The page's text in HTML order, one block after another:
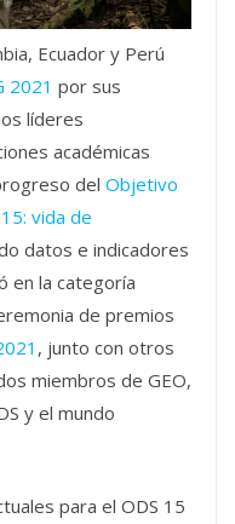
Ecuador y Perú
2021 por sus
líderes
académicas
del Objetivo
vida de
datos e indicadores
en la categoría
de premios
, junto con otros
miembros de GEO,
y el mundo
para el ODS 15